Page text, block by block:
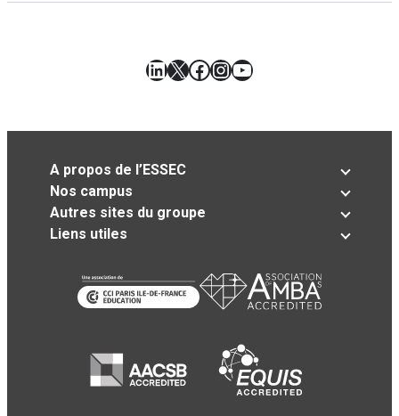
LinkedIn
X Facebook
Instagram
YouTube
A propos de l’ESSEC
Nos campus
Autres sites du groupe
Liens utiles